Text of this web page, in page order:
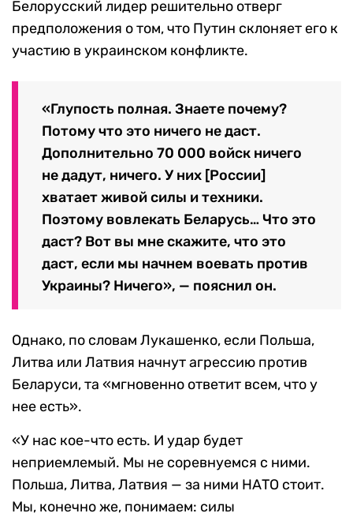
Белорусский лидер решительно отверг
предположения о том, что Путин склоняет его к
участию в украинском конфликте.
«Глупость полная. Знаете почему?
Потому что это ничего не даст.
Дополнительно 70 000 войск ничего
не дадут, ничего. У них [России]
хватает живой силы и техники.
Поэтому вовлекать Беларусь… Что это
даст? Вот вы мне скажите, что это
даст, если мы начнем воевать против
Украины? Ничего», — пояснил он.
Однако, по словам Лукашенко, если Польша,
Литва или Латвия начнут агрессию против
Беларуси, та «мгновенно ответит всем, что у
нее есть».
«У нас кое-что есть. И удар будет
неприемлемый. Мы не соревнуемся с ними.
Польша, Литва, Латвия — за ними НАТО стоит.
Мы, конечно же, понимаем: силы